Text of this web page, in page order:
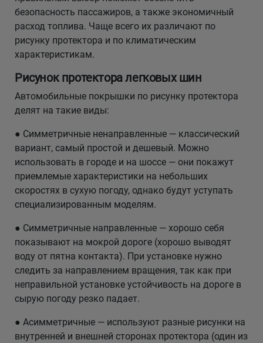
безопасность пассажиров, а также экономичный
расход топлива. Чаще всего их различают по
рисунку протектора и по климатическим
характеристикам.
Рисунок протектора легковых шин
Автомобильные покрышки по рисунку протектора
делят на такие виды:
● Симметричные ненаправленные — классический
вариант, самый простой и дешевый. Можно
использовать в городе и на шоссе — они покажут
приемлемые характеристики на небольших
скоростях в сухую погоду, однако будут уступать
специализированным моделям.
● Симметричные направленные — хорошо себя
показывают на мокрой дороге (хорошо выводят
воду от пятна контакта). При установке нужно
следить за направлением вращения, так как при
неправильной установке устойчивость на дороге в
сырую погоду резко падает.
● Асимметричные — используют разные рисунки на
внутренней и внешней сторонах протектора (один из